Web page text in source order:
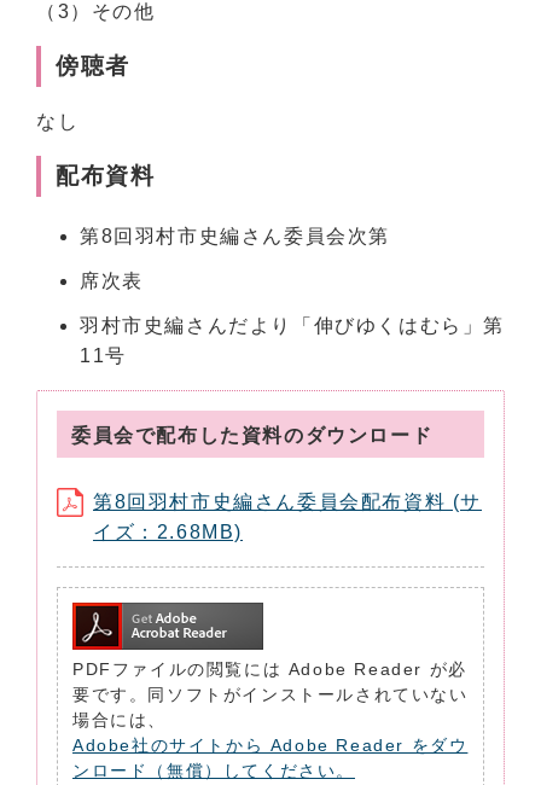
（3）その他
傍聴者
なし
配布資料
第8回羽村市史編さん委員会次第
席次表
羽村市史編さんだより「伸びゆくはむら」第
11号
委員会で配布した資料のダウンロード
第8回羽村市史編さん委員会配布資料 (サ
イズ：2.68MB)
PDFファイルの閲覧には Adobe Reader が必
要です。同ソフトがインストールされていない
場合には、
Adobe社のサイトから Adobe Reader をダウ
ンロード（無償）してください。